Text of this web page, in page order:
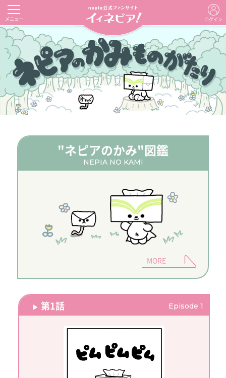
メニュー ログイン
"ネピアのかみ"図鑑
NEPIA NO KAMI
MORE
第1話 Episode 1